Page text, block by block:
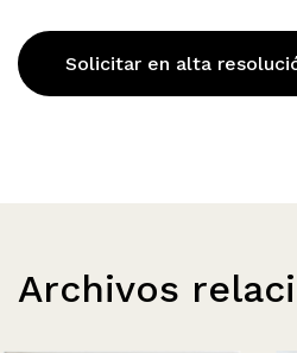
Solicitar en alta
Archivos